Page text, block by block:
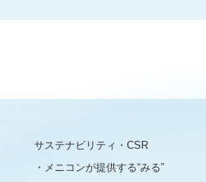
サステナビリティ・CSR
メニコンが提供する“みる”